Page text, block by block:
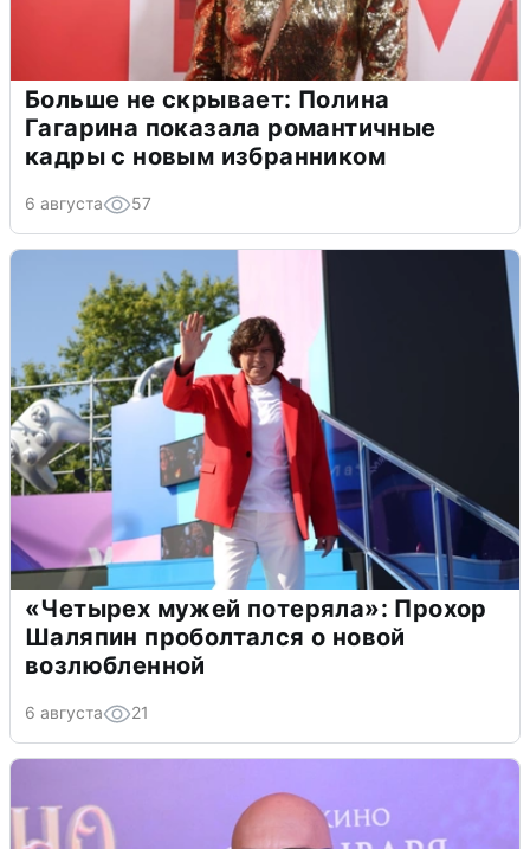
Больше не скрывает: Полина
Гагарина показала романтичные
кадры с новым избранником
6 августа 57
«Четырех мужей потеряла»: Прохор
Шаляпин проболтался о новой
возлюбленной
6 августа 21